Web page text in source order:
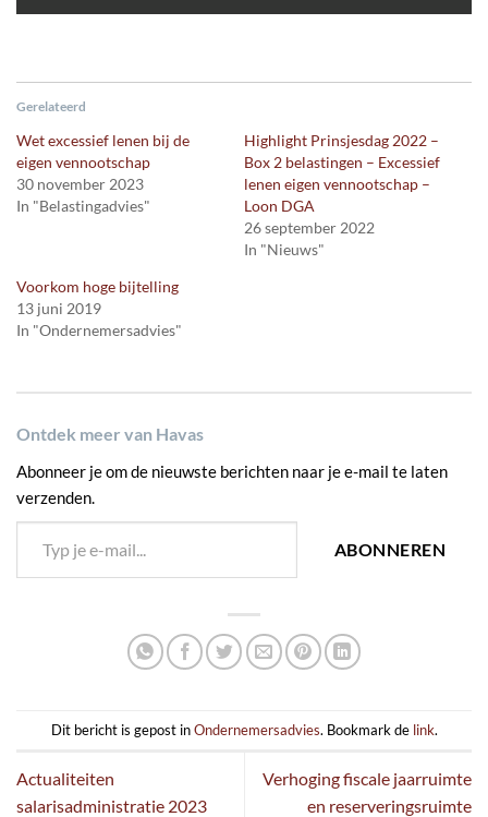
Gerelateerd
Wet excessief lenen bij de
eigen vennootschap
30 november 2023
In "Belastingadvies"
Highlight Prinsjesdag 2022 –
Box 2 belastingen – Excessief
lenen eigen vennootschap –
Loon DGA
26 september 2022
In "Nieuws"
Voorkom hoge bijtelling
13 juni 2019
In "Ondernemersadvies"
Ontdek meer van Havas
Abonneer je om de nieuwste berichten naar je e-mail te laten
verzenden.
Typ je e-mail...
ABONNEREN
Dit bericht is gepost inOndernemersadvies. Bookmark de link.
Actualiteiten
salarisadministratie 2023
Verhoging fiscale jaarruimte
en reserveringsruimte